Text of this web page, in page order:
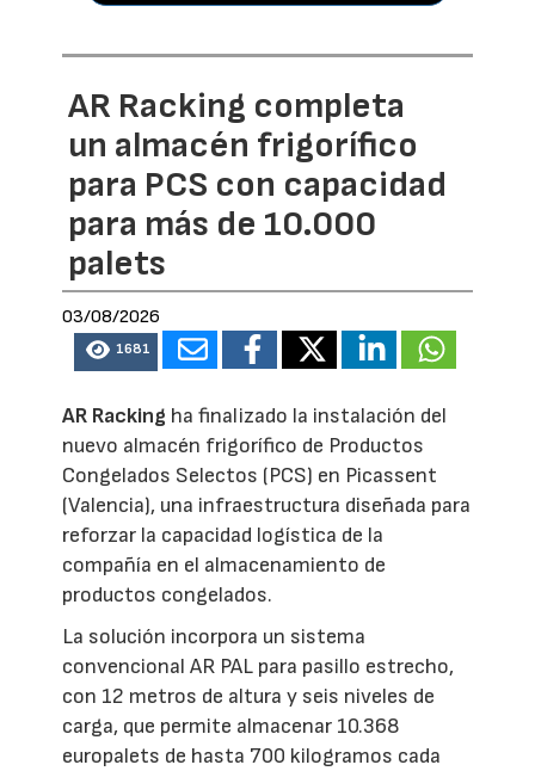
AR Racking completa
un almacén frigorífico
para PCS con capacidad
para más de 10.000
palets
03/08/2026
1681
AR Racking ha finalizado la instalación del
nuevo almacén frigorífico de Productos
Congelados Selectos (PCS) en Picassent
(Valencia), una infraestructura diseñada para
reforzar la capacidad logística de la
compañía en el almacenamiento de
productos congelados.
La solución incorpora un sistema
convencional AR PAL para pasillo estrecho,
con 12 metros de altura y seis niveles de
carga, que permite almacenar 10.368
europalets de hasta 700 kilogramos cada